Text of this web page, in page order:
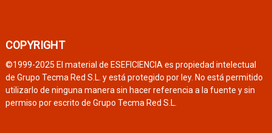
COPYRIGHT
©1999-2025 El material de ESEFICIENCIA es propiedad intelectual
de Grupo Tecma Red S.L. y está protegido por ley. No está permitido
utilizarlo de ninguna manera sin hacer referencia a la fuente y sin
permiso por escrito de Grupo Tecma Red S.L.